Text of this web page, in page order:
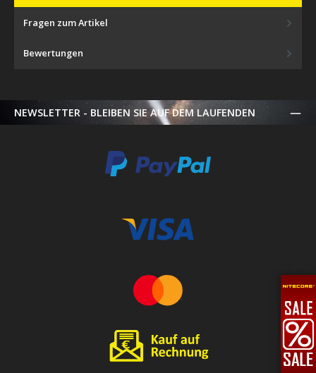
Fragen zum Artikel
Bewertungen
NEWSLETTER - BLEIBEN SIE AUF DEM LAUFENDEN